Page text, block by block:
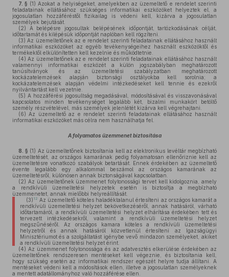
7. § (1) Azokat a helyiségeket, amelyekben az üzemeltető e rendelet szerinti
feladatainak ellátásához szükséges informatikai eszközöket helyeztek el, a
jogosulatlan hozzáféréstől fizikailag is védeni kell, kizárva a jogosulatlan
személyek bejutását.
(2) A belépésre jogosultak belépésének időpontját, tartózkodásának célját,
időtartamát és kilépésük időpontját naplóban kell rögzíteni.
(3) Az üzemeltetőnek az e rendelet szerinti feladatainak ellátásához használt
informatikai eszközöket az egyéb tevékenységeihez használt eszközöktől és
termékektől elkülönítetten kell kezelnie és működtetnie.
(4) Az üzemeltetőnek az e rendelet szerinti feladatainak ellátásához használt
valamennyi informatikai eszközét a külön jogszabályban meghatározott
tanúsítványok és az üzemeltetési szabályzatban meghatározott
kockázatelemzések alapján biztonsági osztályokba kell sorolnia; a
kockázatelemzések alapján védelmi intézkedéseket kell tennie és ezekről
nyilvántartást kell vezetnie.
(5) A hozzáférési jogosultság megadásával, módosításával és visszavonásával
kapcsolatos minden tevékenységet legalább két, bizalmi munkakört betöltő
személy részvételével, más személyek jelenlétét kizárva kell végrehajtani.
(6) Az üzemeltető az e rendelet szerinti feladatainak ellátásához használt
informatikai eszközöket más célra nem használhatja fel.
A folyamatos üzemmenet biztosítása
8. § (1) Az üzemeltetőnek biztosítania kell az elektronikus levéltár megbízható
üzemeltetését, az országos kamarának pedig folyamatosan ellenőriznie kell az
üzemeltetésre vonatkozó szabályok betartását. Ennek érdekében az üzemeltető
évente legalább egy alkalommal beszámol az országos kamarának az
üzemeltetésről, különösen annak biztonságával kapcsolatban.
(2) Az üzemeltetőnek üzemmenet folytonossági tervet kell kidolgoznia, amely
a rendkívüli üzemeltetési helyzetek esetén is biztosítja a megbízható
üzemmenetet, annak mielőbbi helyreállítását.
(3) 12 Az üzemeltető köteles haladéktalanul értesíteni az országos kamarát a
rendkívüli üzemeltetési helyzet bekövetkezéséről, annak hatásáról, várható
időtartamáról, a rendkívüli üzemeltetési helyzet elhárítása érdekében tett és
tervezett intézkedésekről, valamint a rendkívüli üzemeltetési helyzet
megszűnéséről. Az országos kamara köteles a rendkívüli üzemeltetési
helyzetről és annak hatásáról közvetlenül értesíteni az Igazságügyi
Minisztériumot és a szolgáltatást igénybe vevő mindazon személyeket, akiket
a rendkívüli üzemeltetési helyzet érint.
(4) Az üzemmenet folytonossága és az adatvesztés elkerülése érdekében az
üzemeltetőnek rendszeresen mentéseket kell végeznie, és biztosítania kell,
hogy szükség esetén az informatikai rendszer egészét helyre tudja állítani. A
mentéseket védeni kell a módosítások ellen, illetve a jogosulatlan személyeknek
a mentett adatállományhoz való hozzáférése ellen.